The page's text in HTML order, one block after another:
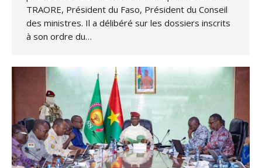
TRAORE, Président du Faso, Président du Conseil
des ministres. Il a délibéré sur les dossiers inscrits
à son ordre du…